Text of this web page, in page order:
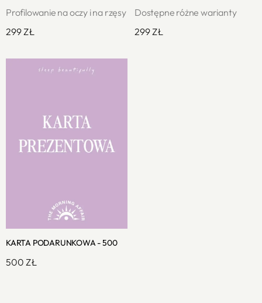
Profilowanie na oczy i na rzęsy
299 ZŁ
Dostępne różne warianty
299 ZŁ
KARTA PODARUNKOWA - 500
500 ZŁ